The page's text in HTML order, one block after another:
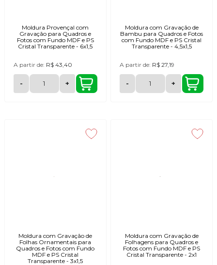
Moldura Provençal com
Gravação para Quadros e
Fotos com Fundo MDF e PS
Cristal Transparente - 6x1,5
A partir de: R$ 43,40
- +
Moldura com Gravação de
Bambu para Quadros e Fotos
com Fundo MDF e PS Cristal
Transparente - 4,5x1,5
A partir de: R$ 27,19
- +
Moldura com Gravação de
Folhas Ornamentais para
Quadros e Fotos com Fundo
MDF e PS Cristal
Transparente - 3x1,5
Moldura com Gravação de
Folhagens para Quadros e
Fotos com Fundo MDF e PS
Cristal Transparente - 2x1